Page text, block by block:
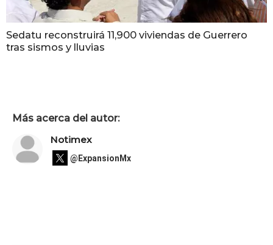
Sedatu reconstruirá 11,900 viviendas de Guerrero
tras sismos y lluvias
Más acerca del autor:
Notimex
@ExpansionMx